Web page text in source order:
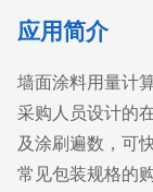
应用简介
墙面涂料用量计
采购人员设计的
及涂刷遍数，可
常见包装规格的